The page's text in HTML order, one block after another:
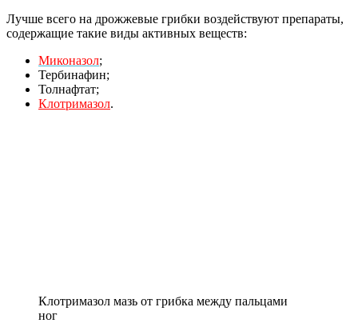
Лучше всего на дрожжевые грибки воздействуют препараты,
содержащие такие виды активных веществ:
Миконазол;
Тербинафин;
Толнафтат;
Клотримазол.
Клотримазол мазь от грибка между пальцами
ног